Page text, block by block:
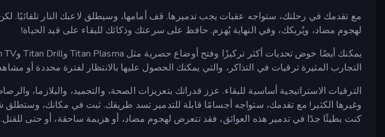
مع تقدمك في رحلتك، ستواجه عقبات يجب تدميرها. قف أمامها، وسيطلق لاعبك النار تلقائيًا.
لهجوم مضاد، ويُربكك، وفي النهاية يُهزم. حافظ على سرعتك وذكائك للبقاء على قيد الحياة!
التجارب المثيرة ترقيات في التذاكر، والتي يمكنك الحصول عليها بالانتظار لفترة محددة أو
الترقيات الاستراتيجية أساسية للبقاء. عزز قدراتك بتعزيزات الصحة، والتجميد، والبلازما،
وغيرها الكثير! مع تقدمك، ستواجه أجسامًا قابلة للتدمير تسد طريقك. ثبت في مكانك، وستطلق
كنت بطيئًا جدًا في تدمير هذه العوائق، فقد تتعرض لهجوم مضاد، أو هزيمة ساحقة، أو حتى للقتل.